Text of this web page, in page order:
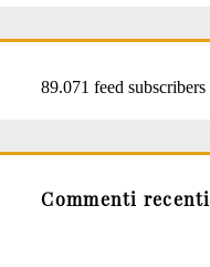
89.071 feed subscribers
Commenti recenti